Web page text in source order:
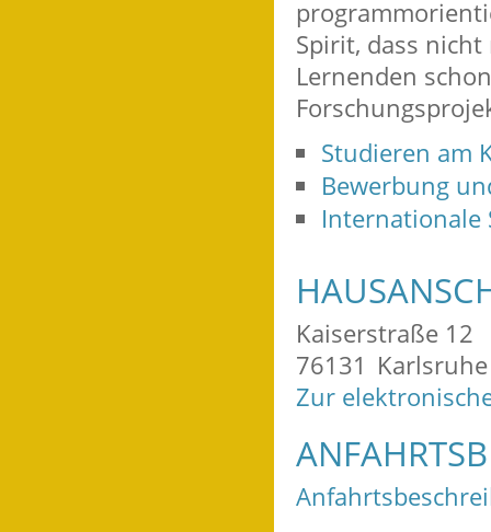
Spirit, dass
Lernenden
Studieren am
Bewerbung
Internationale
Kaiserstraße 12
76131 Karlsruhe
Zur